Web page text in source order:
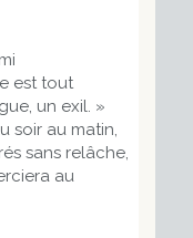
est tout
un exil. »
soir au matin,
sans relâche,
au